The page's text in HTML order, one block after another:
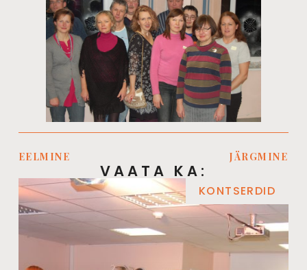
EELMINE JÄRGMINE
VAATA KA:
KONTSERDID